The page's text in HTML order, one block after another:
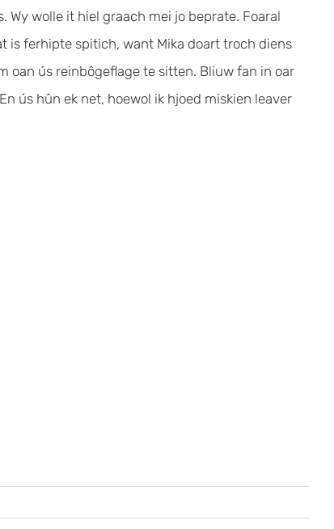
Wy wolle it hiel graach mei jo beprate. Foaral
is ferhipte spitich, want Mika doart troch diens
oan ús reinbôgeflage te sitten. Bliuw fan in oar
ús hûn ek net, hoewol ik hjoed miskien leaver